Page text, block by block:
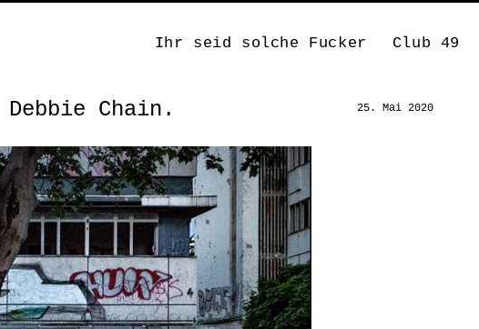
Ihr seid solche Fucker Club 49
Chain. 25. Mai 2020